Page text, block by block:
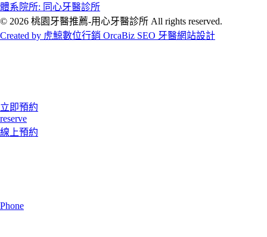
體系院所: 同心牙醫診所
© 2026 桃園牙醫推薦-用心牙醫診所 All rights reserved.
Created by 虎鯨數位行銷 OrcaBiz SEO 牙醫網站設計
立即預約
reserve
線上預約
Phone